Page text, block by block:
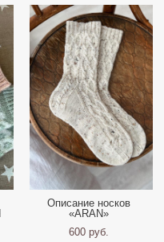
Описание носков
«ARAN»
600 pуб.